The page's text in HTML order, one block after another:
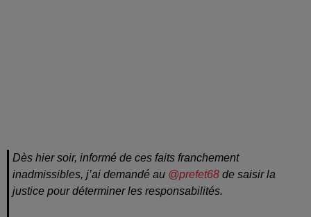
Dès hier soir, informé de ces faits franchement
inadmissibles, j’ai demandé au @prefet68 de saisir la
justice pour déterminer les responsabilités.